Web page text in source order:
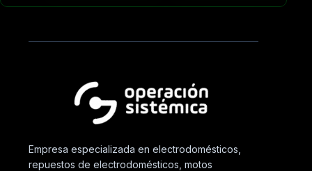
Empresa especializada en electrodomésticos,
repuestos de electrodomésticos, motos